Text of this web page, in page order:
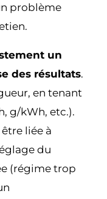
problème
un
des résultats.
en tenant
g/kWh, etc.).
liée à
du
(régime trop